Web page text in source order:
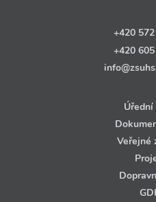
+420
+420
Úřední
Veřejné